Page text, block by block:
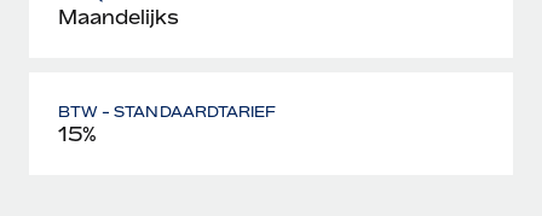
Maandelijks
BTW - STANDAARDTARIEF
15%